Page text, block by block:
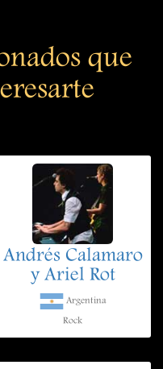
que
Andrés Calamaro
y Ariel Rot
Argentina
Rock